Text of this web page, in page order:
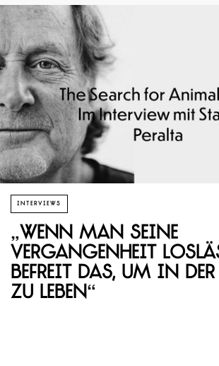
INTERVIEWS
„Wenn man seine
Vergangenheit
befreit das, um in
zu leben“